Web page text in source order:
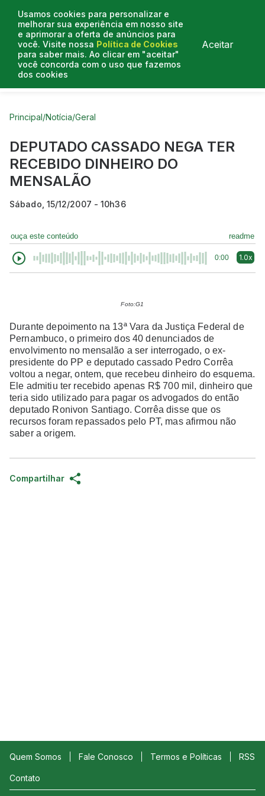
Usamos cookies para personalizar e
melhorar sua experiência em nosso site
e aprimorar a oferta de anúncios para
você. Visite nossa Política de Cookies
para saber mais. Ao clicar em "aceitar"
você concorda com o uso que fazemos
dos cookies
Aceitar
Curtas do Poder
Principal/Notícia/Geral
DEPUTADO CASSADO NEGA TER
RECEBIDO DINHEIRO DO
MENSALÃO
Sábado, 15/12/2007 - 10h36
ouça este conteúdo readme
0:00 1.0x
Foto:G1
Durante depoimento na 13ª Vara da Justiça Federal de
Pernambuco, o primeiro dos 40 denunciados de
envolvimento no mensalão a ser interrogado, o ex-
presidente do PP e deputado cassado Pedro Corrêa
voltou a negar, ontem, que recebeu dinheiro do esquema.
Ele admitiu ter recebido apenas R$ 700 mil, dinheiro que
teria sido utilizado para pagar os advogados do então
deputado Ronivon Santiago. Corrêa disse que os
recursos foram repassados pelo PT, mas afirmou não
saber a origem.
Compartilhar
Quem Somos Fale Conosco Termos e Políticas RSS
Contato